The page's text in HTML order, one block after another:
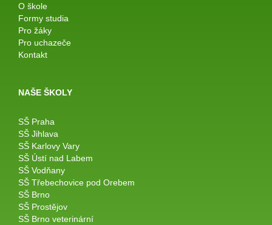
O škole
Formy studia
Pro žáky
Pro uchazeče
Kontakt
NAŠE ŠKOLY
SŠ Praha
SŠ Jihlava
SŠ Karlovy Vary
SŠ Ústí nad Labem
SŠ Vodňany
SŠ Třebechovice pod Orebem
SŠ Brno
SŠ Prostějov
SŠ Brno veterinární